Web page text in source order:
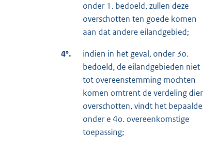
onder 1. bedoeld, zullen deze
overschotten ten goede komen
aan dat andere eilandgebied;
4°.
indien in het geval, onder 3o.
bedoeld, de eilandgebieden niet
tot overeenstemming mochten
komen omtrent de verdeling dier
overschotten, vindt het bepaalde
onder e 4o. overeenkomstige
toepassing;